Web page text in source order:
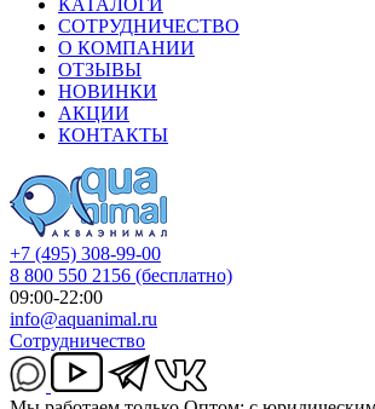
СОТРУДНИЧЕСТВО
О КОМПАНИИ
ОТЗЫВЫ
НОВИНКИ
АКЦИИ
КОНТАКТЫ
+7 (495) 308-99-00
8 800 550 2156 (бесплатно)
09:00-22:00
info@aquanimal.ru
Сотрудничество